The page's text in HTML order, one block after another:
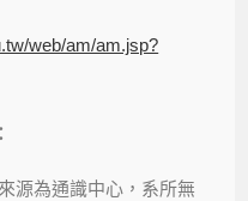
web/am/am.jsp?
源為通識中心，系所無